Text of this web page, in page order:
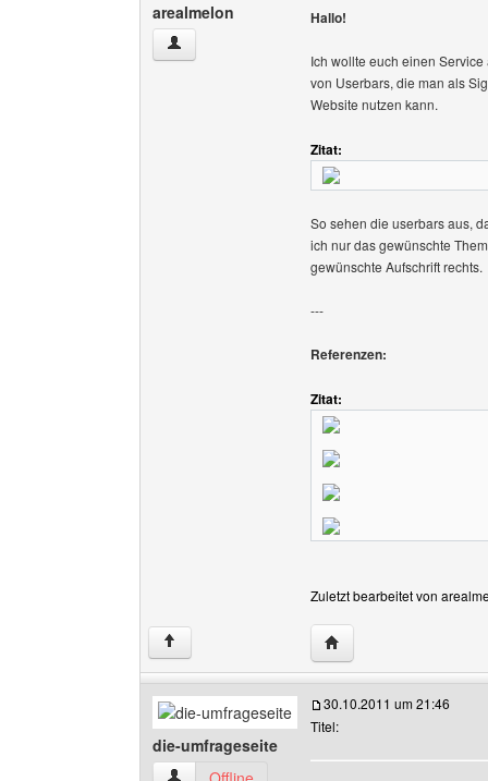
arealmelon
arealmelon Benutzer-Profile anzeigen
Hallo!
Ich wollte euch einen
von Userbars, die man als
Website nutzen kann.
Zitat:
So sehen die userbars aus,
ich nur das gewünschte
gewünschte Aufschrift rechts.
---
Referenzen:
Zitat:
Zuletzt bearbeitet von
↑ Website dieses
die-umfrageseite
die-umfrageseite Benutzer-Profile anzeigen
30.10.2011 um 21:46
Titel: